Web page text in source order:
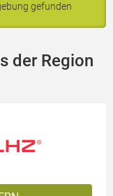
gefunden
der Region